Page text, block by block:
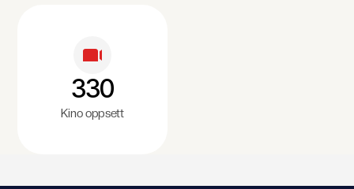
330
Kino oppsett